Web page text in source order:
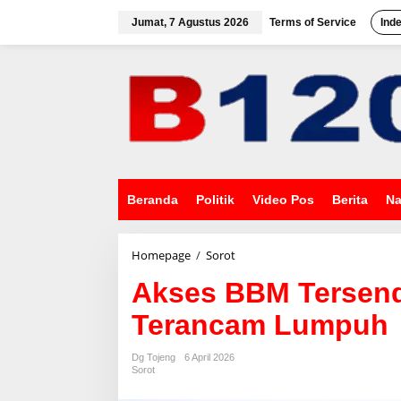
Jumat, 7 Agustus 2026 Terms of Service
Beranda Politik Video Pos Berita
Homepage / Sorot
s
e
s
B
Akses BBM
Terancam Lumpuh
Dg Tojeng
6 April 2026
Sorot